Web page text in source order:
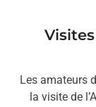
Les amateurs
la visite de